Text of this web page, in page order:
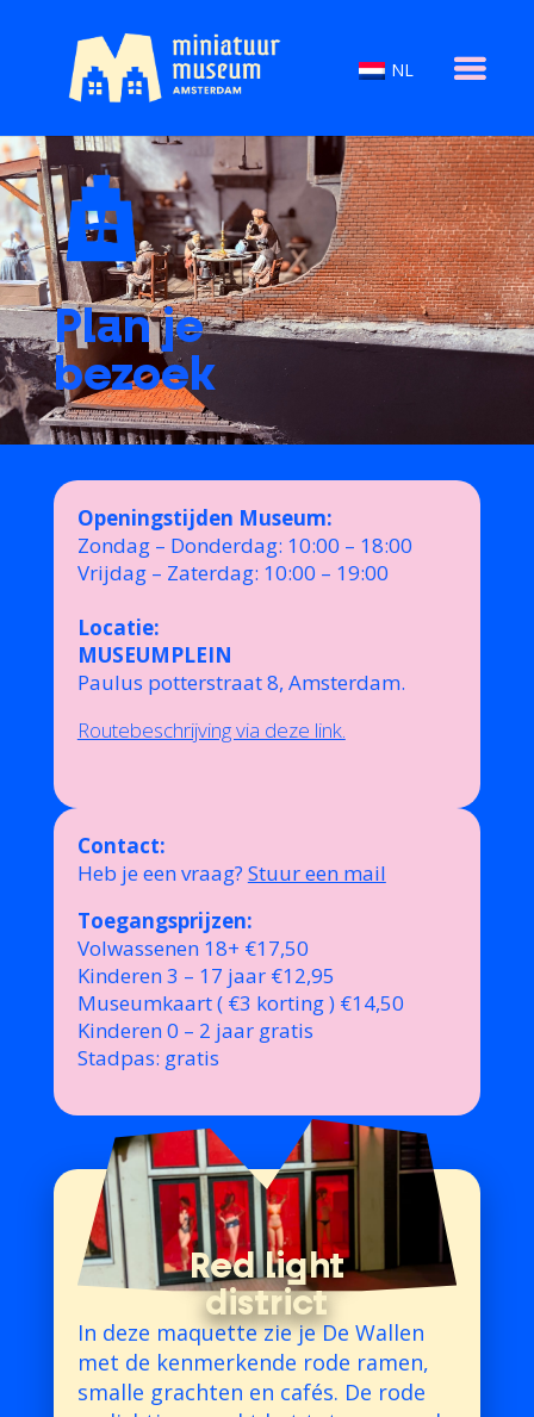
NL
Plan je
bezoek
Openingstijden Museum:
Zondag – Donderdag: 10:00 – 18:00
Vrijdag – Zaterdag: 10:00 – 19:00
Locatie:
MUSEUMPLEIN
Paulus potterstraat 8, Amsterdam.
Routebeschrijving via deze link.
Contact:
Heb je een vraag? Stuur een mail
Toegangsprijzen:
Volwassenen 18+ €17,50
Kinderen 3 – 17 jaar €12,95
Museumkaart ( €3 korting ) €14,50
Kinderen 0 – 2 jaar gratis
Stadpas: gratis
In deze maquette zie je De Wallen
met de kenmerkende rode ramen,
smalle grachten en cafés. De rode
Red light
district